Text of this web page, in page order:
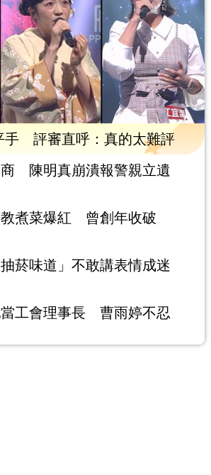
手 評審直呼：真的太難評
陳明真崩潰報警親立遺
教煮菜爆紅 曾創年收破
菸味道」不敢講表情成迷
當工會理事長 曹雨婷不忍